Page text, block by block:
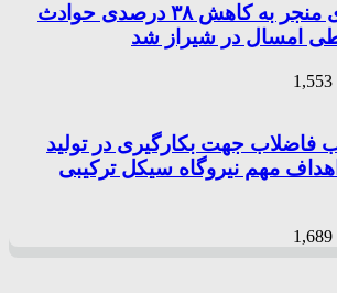
فرهنگ سازی منجر به کاهش ۳۸ درصدی حوادث
امسال در شیراز شد
1,553
فاضلاب جهت بکارگیری در تولید
مهم نیروگاه سیکل ترکیبی
1,689